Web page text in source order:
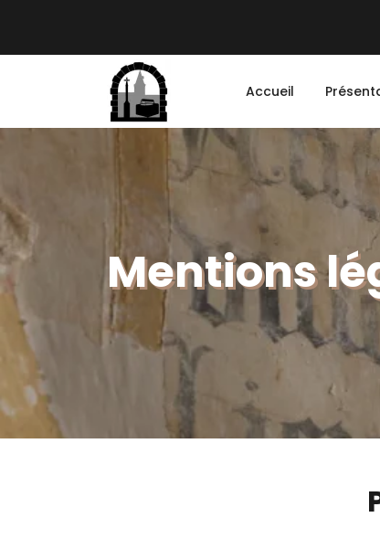
Accueil
Mentions